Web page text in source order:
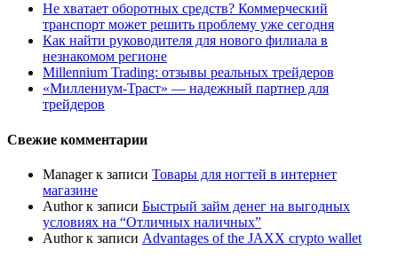
Не хватает оборотных средств? Коммерческий
транспорт может решить проблему уже сегодня
Как найти руководителя для нового филиала в
незнакомом регионе
Millennium Trading: отзывы реальных трейдеров
«Миллениум-Траст» — надежный партнер для
трейдеров
Свежие комментарии
Managerк записи Товары для ногтей в интернет
магазине
Authorк записи Быстрый займ денег на выгодных
условиях на “Отличных наличных”
Authorк записи Advantages of the JAXX crypto wallet